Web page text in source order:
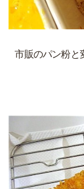
市販のパン粉と